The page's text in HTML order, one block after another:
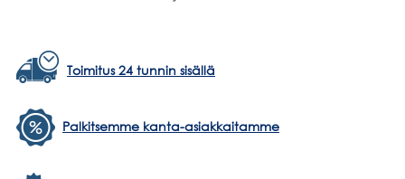
Toimitus 24 tunnin sisällä
Palkitsemme kanta-asiakkaitamme